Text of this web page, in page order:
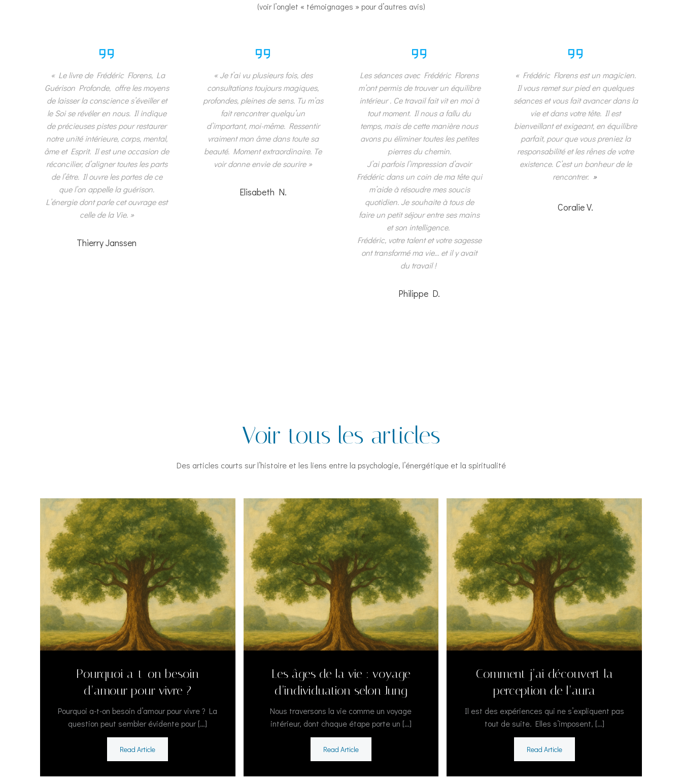
(voir l’onglet « témoignages » pour d’autres avis)
« Le livre de Frédéric Florens, La
Guérison Profonde, offre les moyens
de laisser la conscience s’éveiller et
le Soi se révéler en nous. Il indique
de précieuses pistes pour restaurer
notre unité intérieure, corps, mental,
âme et Esprit. Il est une occasion de
réconcilier, d’aligner toutes les parts
de l’être. Il ouvre les portes de ce
que l’on appelle la guérison.
L’énergie dont parle cet ouvrage est
celle de la Vie. »
Thierry Janssen
« Je t’ai vu plusieurs fois, des
consultations toujours magiques,
profondes, pleines de sens. Tu m’as
fait rencontrer quelqu’un
d’important, moi-même. Ressentir
vraiment mon âme dans toute sa
beauté. Moment extraordinaire. Te
voir donne envie de sourire »
Elisabeth N.
Les séances avec Frédéric Florens
m’ont permis de trouver un équilibre
intérieur . Ce travail fait vit en moi à
tout moment. Il nous a fallu du
temps, mais de cette manière nous
avons pu éliminer toutes les petites
pierres du chemin.
J’ai parfois l’impression d’avoir
Frédéric dans un coin de ma tête qui
m’aide à résoudre mes soucis
quotidien. Je souhaite à tous de
faire un petit séjour entre ses mains
et son intelligence.
Frédéric, votre talent et votre sagesse
ont transformé ma vie… et il y avait
du travail !
Philippe D.
« Frédéric Florens est un magicien.
Il vous remet sur pied en quelques
séances et vous fait avancer dans la
vie et dans votre tête. Il est
bienveillant et exigeant, en équilibre
parfait, pour que vous preniez la
responsabilité et les rênes de votre
existence. C’est un bonheur de le
rencontrer. »
Coralie V.
Voir tous les articles
Des articles courts sur l’histoire et les liens entre la psychologie, l’énergétique et la spiritualité
Pourquoi a-t-on besoin
d’amour pour vivre ?
Pourquoi a-t-on besoin d’amour pour vivre ? La
question peut sembler évidente pour […]
Read Article
Les âges de la vie : voyage
d’individuation selon Jung
Nous traversons la vie comme un voyage
intérieur, dont chaque étape porte un […]
Read Article
Comment j’ai découvert la
perception de l’aura
Il est des expériences qui ne s’expliquent pas
tout de suite. Elles s’imposent, […]
Read Article